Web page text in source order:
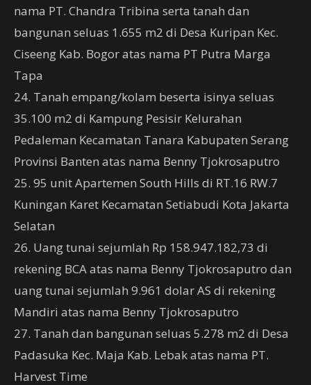
nama PT. Chandra Tribina serta tanah dan
bangunan seluas 1.655 m2 di Desa Kuripan Kec.
Ciseeng Kab. Bogor atas nama PT Putra Marga
Tapa
24. Tanah empang/kolam beserta isinya seluas
35.100 m2 di Kampung Pesisir Kelurahan
Pedaleman Kecamatan Tanara Kabupaten Serang
Provinsi Banten atas nama Benny Tjokrosaputro
25. 95 unit Apartemen South Hills di RT.16 RW.7
Kuningan Karet Kecamatan Setiabudi Kota Jakarta
Selatan
26. Uang tunai sejumlah Rp 158.947.182,73 di
rekening BCA atas nama Benny Tjokrosaputro dan
uang tunai sejumlah 9.961 dolar AS di rekening
Mandiri atas nama Benny Tjokrosaputro
27. Tanah dan bangunan seluas 5.278 m2 di Desa
Padasuka Kec. Maja Kab. Lebak atas nama PT.
Harvest Time